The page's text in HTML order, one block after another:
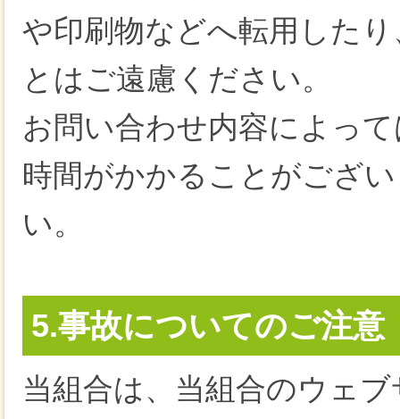
や印刷物などへ転用した
とはご遠慮ください。
お問い合わせ内容によっ
時間がかかることがござ
い。
5.事故についてのご注意
当組合は、当組合のウェ